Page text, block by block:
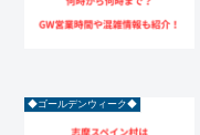
◆ゴールデンウィーク◆